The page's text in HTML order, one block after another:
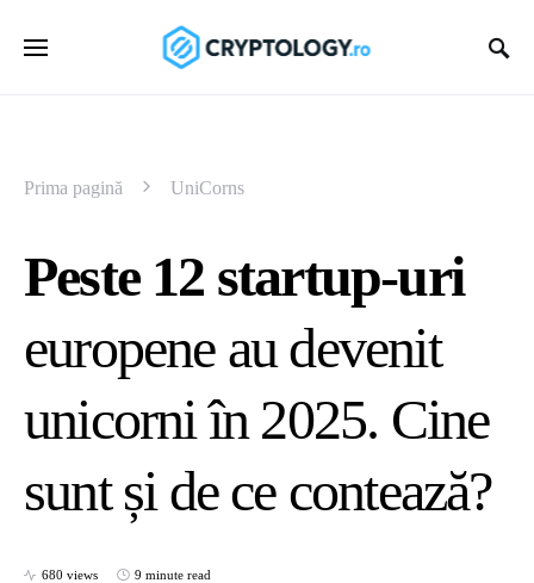
Prima pagină UniCorns
Peste 12 startup-uri
europene au devenit
unicorni în 2025. Cine
sunt și de ce contează?
680 views 9 minute read